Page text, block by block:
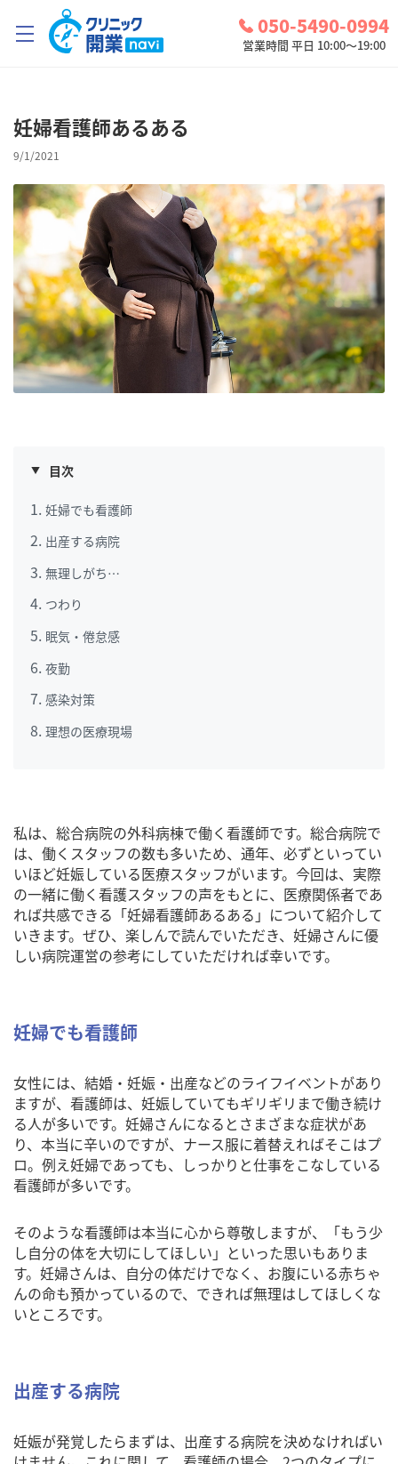
050-5490-0994
営業時間 平日 10:00～19:00
妊婦看護師あるある
9/1/2021
目次
妊婦でも看護師
出産する病院
無理しがち…
つわり
眠気・倦怠感
夜勤
感染対策
理想の医療現場
私は、総合病院の外科病棟で働く看護師です。総合病院で
は、働くスタッフの数も多いため、通年、必ずといってい
いほど妊娠している医療スタッフがいます。今回は、実際
の一緒に働く看護スタッフの声をもとに、医療関係者であ
れば共感できる「妊婦看護師あるある」について紹介して
いきます。ぜひ、楽しんで読んでいただき、妊婦さんに優
しい病院運営の参考にしていただければ幸いです。
妊婦でも看護師
女性には、結婚・妊娠・出産などのライフイベントがあり
ますが、看護師は、妊娠していてもギリギリまで働き続け
る人が多いです。妊婦さんになるとさまざまな症状があ
り、本当に辛いのですが、ナース服に着替えればそこはプ
ロ。例え妊婦であっても、しっかりと仕事をこなしている
看護師が多いです。
そのような看護師は本当に心から尊敬しますが、「もう少
し自分の体を大切にしてほしい」といった思いもありま
す。妊婦さんは、自分の体だけでなく、お腹にいる赤ちゃ
んの命も預かっているので、できれば無理はしてほしくな
いところです。
出産する病院
妊娠が発覚したらまずは、出産する病院を決めなければい
診療圏調査
お問い合わせ
検討中リスト
ログイン